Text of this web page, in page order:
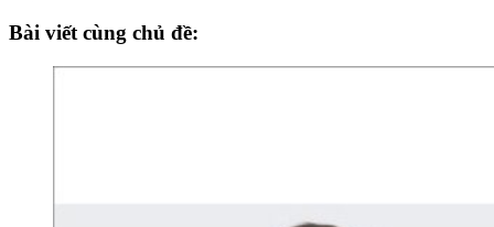
Bài viết cùng chủ đề: